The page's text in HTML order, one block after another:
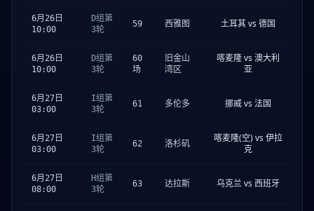
6月26日
10:00
D组第
3轮
59 西雅图 土耳其 vs 德国
6月26日
10:00
D组第
3轮
60
场
旧金山
湾区
喀麦隆 vs 澳大利
亚
6月27日
03:00
I组第
3轮
61 多伦多 挪威 vs 法国
6月27日
03:00
I组第
3轮
62 洛杉矶
喀麦隆(空) vs 伊拉
克
6月27日
08:00
H组第
3轮
63 达拉斯 乌克兰 vs 西班牙